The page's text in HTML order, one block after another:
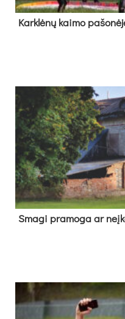
Kark­lė­nų kai­mo
Sma­gi pra­mo­ga ar